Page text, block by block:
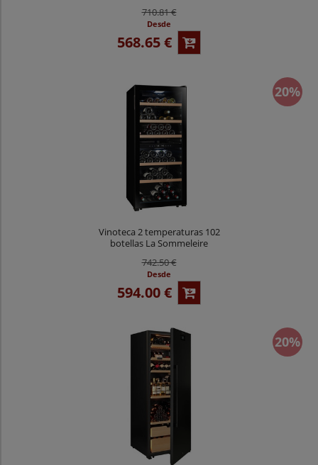
710.81 €
Desde
568.65 €
20%
Vinoteca 2 temperaturas 102
botellas La Sommeleire
742.50 €
Desde
594.00 €
20%